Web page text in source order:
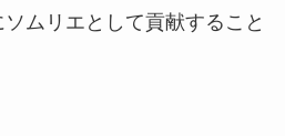
ムリエとして貢献すること